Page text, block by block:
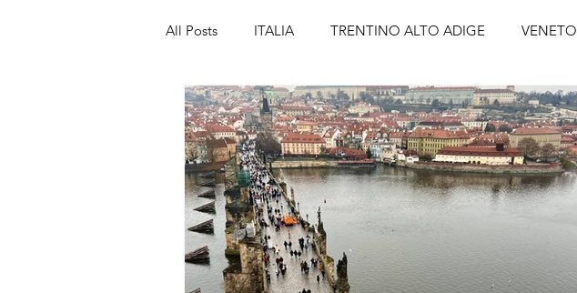
All Posts ITALIA TRENTINO ALTO ADIGE VENETO
TOSCANA MARCHE ABRUZZO UMBRIA
SICILIA SPAGNA BARCELLONA SIVIGLIA
LANZAROTE PORTOGALLO